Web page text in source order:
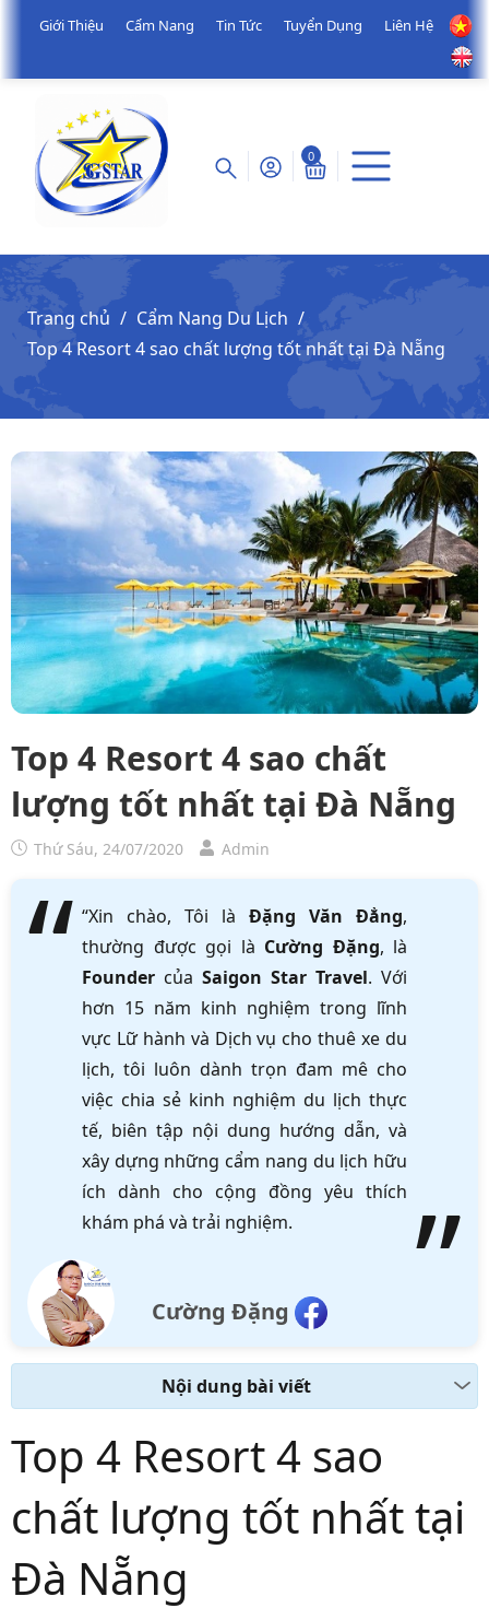
Giới Thiệu Cẩm Nang Tin Tức Tuyển Dụng Liên Hệ
0
Trang chủ
Cẩm Nang Du Lịch
Top 4 Resort 4 sao chất lượng tốt nhất tại Đà Nẵng
Top 4 Resort 4 sao chất
lượng tốt nhất tại Đà Nẵng
Thứ Sáu, 24/07/2020 Admin
“Xin chào, Tôi là Đặng Văn Đẳng,
thường được gọi là Cường Đặng, là
Founder của Saigon Star Travel. Với
hơn 15 năm kinh nghiệm trong lĩnh
vực Lữ hành và Dịch vụ cho thuê xe du
lịch, tôi luôn dành trọn đam mê cho
việc chia sẻ kinh nghiệm du lịch thực
tế, biên tập nội dung hướng dẫn, và
xây dựng những cẩm nang du lịch hữu
ích dành cho cộng đồng yêu thích
khám phá và trải nghiệm.
Cường Đặng
Nội dung bài viết
Top 4 Resort 4 sao
chất lượng tốt nhất tại
Đà Nẵng